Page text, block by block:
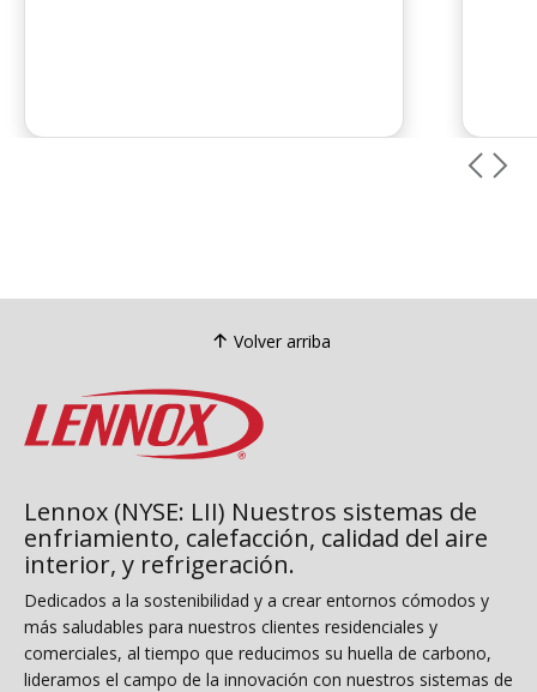
Volver arriba
Lennox (NYSE: LII) Nuestros sistemas de
enfriamiento, calefacción, calidad del aire
interior, y refrigeración.
Dedicados a la sostenibilidad y a crear entornos cómodos y
más saludables para nuestros clientes residenciales y
comerciales, al tiempo que reducimos su huella de carbono,
lideramos el campo de la innovación con nuestros sistemas de